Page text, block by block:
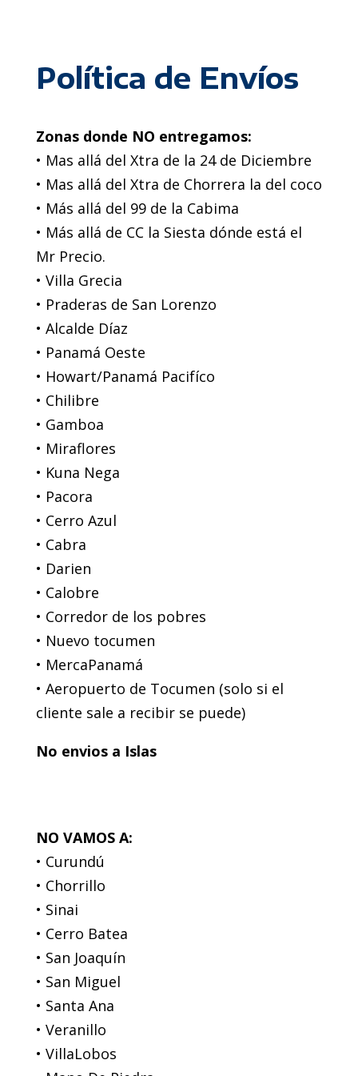
Política de Envíos
Zonas donde NO entregamos:
• Mas allá del Xtra de la 24 de Diciembre
• Mas allá del Xtra de Chorrera la del coco
• Más allá del 99 de la Cabima
• Más allá de CC la Siesta dónde está el
Mr Precio.
• Villa Grecia
• Praderas de San Lorenzo
• Alcalde Díaz
• Panamá Oeste
• Howart/Panamá Pacifíco
• Chilibre
• Gamboa
• Miraflores
• Kuna Nega
• Pacora
• Cerro Azul
• Cabra
• Darien
• Calobre
• Corredor de los pobres
• Nuevo tocumen
• MercaPanamá
• Aeropuerto de Tocumen (solo si el
cliente sale a recibir se puede)
No envios a Islas
NO VAMOS A:
• Curundú
• Chorrillo
• Sinai
• Cerro Batea
• San Joaquín
• San Miguel
• Santa Ana
• Veranillo
• VillaLobos